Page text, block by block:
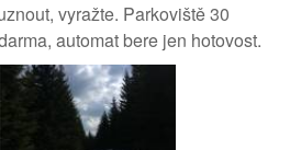
vyražte. Parkoviště 30
automat bere jen hotovost.